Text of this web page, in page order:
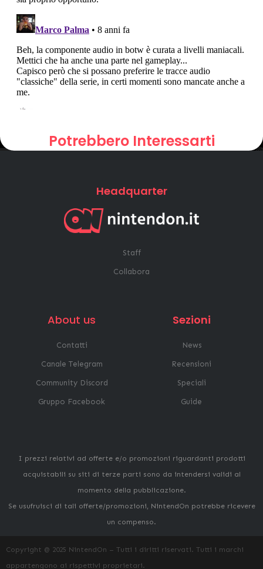
Potrebbero Interessarti
Headquarter
Staff
Collabora
About us
Contatti
Canale Telegram
Community Discord
Gruppo Facebook
Sezioni
News
Recensioni
Speciali
Guide
I prezzi relativi ad offerte e/o promozioni riguardanti prodotti
acquistabili su siti di terze parti sono da intendersi validi al
momento della pubblicazione.
Se usufruisci di tali offerte/promozioni, NintendOn potrebbe ricevere
un compenso.
Copyright @ 2025 NintendOn – Tutti i diritti riservati. Tutti i marchi
appartengono ai rispettivi proprietari.